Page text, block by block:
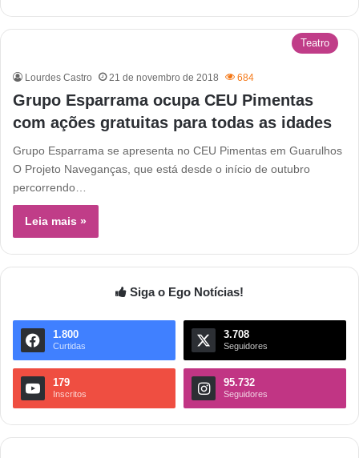
Teatro
Lourdes Castro 21 de novembro de 2018 684
Grupo Esparrama ocupa CEU Pimentas
com ações gratuitas para todas as idades
Grupo Esparrama se apresenta no CEU Pimentas em Guarulhos
O Projeto Naveganças, que está desde o início de outubro
percorrendo…
Leia mais »
Siga o Ego Notícias!
1.800
Curtidas
3.708
Seguidores
179
Inscritos
95.732
Seguidores